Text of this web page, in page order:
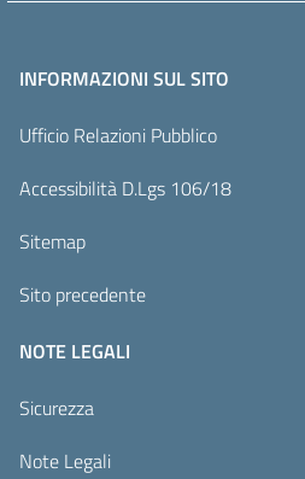
INFORMAZIONI SUL SITO
Ufficio Relazioni Pubblico
Accessibilità D.Lgs 106/18
Sitemap
Sito precedente
NOTE LEGALI
Sicurezza
Note Legali